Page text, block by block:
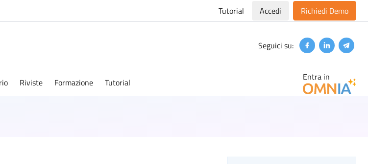
Tutorial Accedi Richiedi Demo
Seguici su: FacebookLinkedin
Riviste Formazione Tutorial Entra in